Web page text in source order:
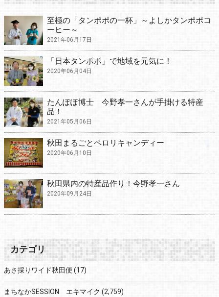
至極の「タンポポの一杯」～よしかタンポポコ
ーヒー～
2021年06月17日
「日本タンポポ」で地域を元気に！
2020年06月04日
たんぽぽ博士 今野孝一さんが手掛ける特産
品！
2021年05月06日
秋田まるごとペロリキャンディー
2020年06月10日
秋田県内の特産品作り！今野孝一さん
2020年09月24日
カテゴリ
あさ採りワイド秋田便 (17)
まちなかSESSION エキマイク (2,759)